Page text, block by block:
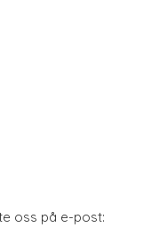
oss på e-post: